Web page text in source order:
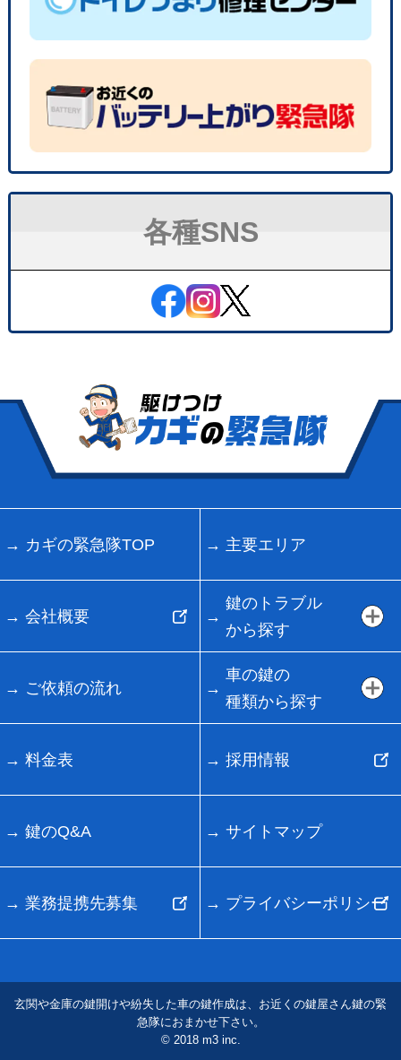
各種SNS
カギの緊急隊TOP 主要エリア
会社概要
鍵のトラブル
から探す
ご依頼の流れ
車の鍵の
種類から探す
料金表 採用情報
鍵のQ&A サイトマップ
業務提携先募集 プライバシーポリシー
玄関や金庫の鍵開けや紛失した車の鍵作成は、お近くの鍵屋さん鍵の緊
急隊におまかせ下さい。
© 2018 m3 inc.